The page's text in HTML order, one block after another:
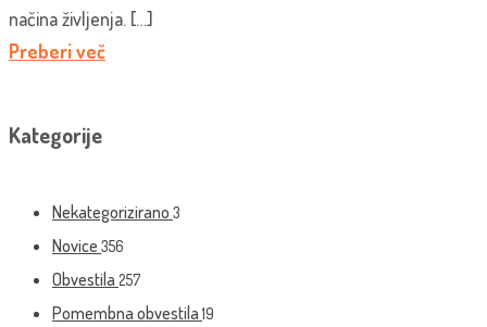
načina življenja. […]
Preberi več
Kategorije
Nekategorizirano 3
Novice 356
Obvestila 257
Pomembna obvestila19